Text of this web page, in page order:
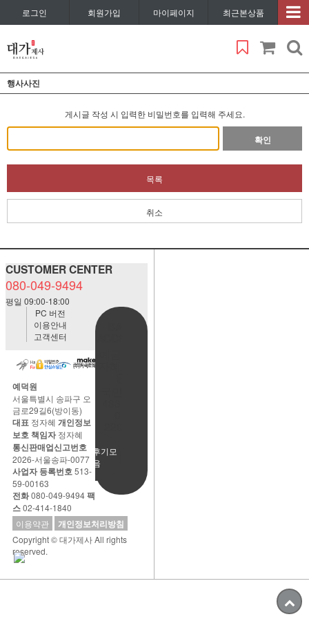
로그인 회원가입 마이페이지 최근본상품
행사사진
게시글 작성 시 입력한 비밀번호를 입력해 주세요.
확인
목록
취소
CUSTOMER CENTER
080-049-9494
평일 09:00-18:00
사용후기모
음
PC 버전
이용안내
고객센터
예덕원
서울특별시 송파구 오
금로29길6(방이동)
대표 정자혜 개인정보
보호 책임자정자혜
통신판매업신고번호
2026-서울송파-0077
사업자 등록번호513-
59-00163
전화080-049-9494팩
스02-414-1840
이용약관
개인정보처리방침
Copyright © 대가제사 All rights
reserved.